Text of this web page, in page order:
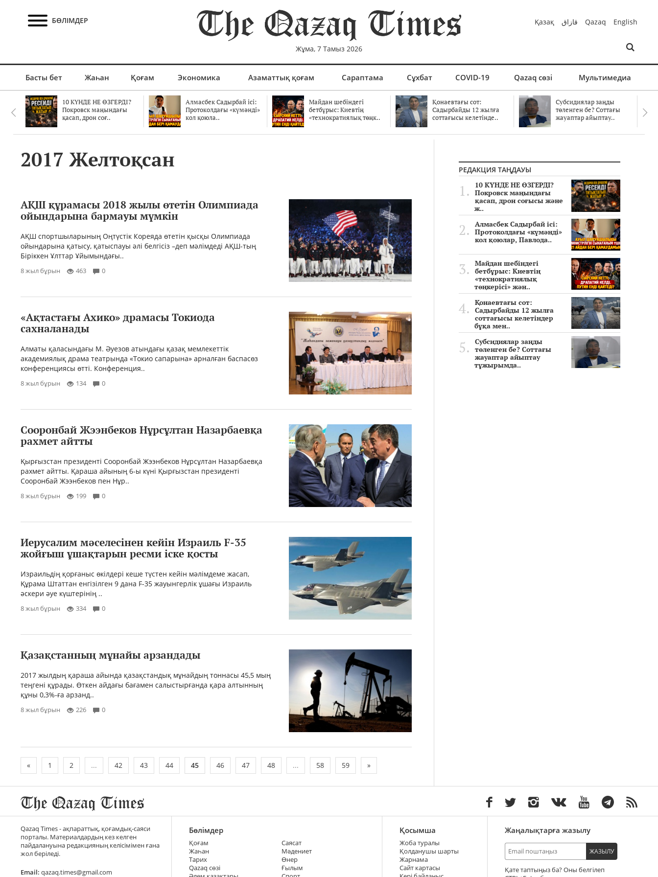
БӨЛІМДЕР
Жұма, 7 Тамыз 2026
Қазақ قازاق Qazaq English
Басты бет Жаһан Қоғам Экономика Азаматтық қоғам Сараптама Сұхбат COVID-19 Qazaq сөзі Мультимедиа
10 КҮНДЕ НЕ ӨЗГЕРДІ?
Покровск маңындағы
қасап, дрон соғ..
Алмасбек Садырбай ісі:
Протоколдағы «күмәнді»
кол қоюла..
Майдан шебіндегі
бетбұрыс: Киевтің
«технократиялық төңк..
Қонаевтағы сот:
Садырбайды 12 жылға
соттағысы келетінде..
Субсидиялар заңды
төленген бе? Соттағы
жауаптар айыптау..
2017 Желтоқсан
АҚШ құрамасы 2018 жылы өтетін Олимпиада
ойындарына бармауы мүмкін
АҚШ спортшыларының Оңтүстік Кореяда өтетін қысқы Олимпиада
ойындарына қатысу, қатыспауы әлі белгісіз –деп мәлімдеді АҚШ-тың
Біріккен Ұлттар Ұйымындағы..
8 жыл бұрын 463 0
«Ақтастағы Ахико» драмасы Токиода
сахналанады
Алматы қаласындағы М. Әуезов атындағы қазақ мемлекеттік
академиялық драма театрында «Токио сапарына» арналған баспасөз
конференциясы өтті. Конференция..
8 жыл бұрын 134 0
Сооронбай Жээнбеков Нұрсұлтан Назарбаевқа
рахмет айтты
Қырғызстан президенті Сооронбай Жээнбеков Нұрсұлтан Назарбаевқа
рахмет айтты. Қараша айының 6-ы күні Қырғызстан президенті
Сооронбай Жээнбеков пен Нұр..
8 жыл бұрын 199 0
Иерусалим мәселесінен кейін Израиль F-35
жойғыш ұшақтарын ресми іске қосты
Израильдің қорғаныс өкілдері кеше түстен кейін мәлімдеме жасап,
Құрама Штаттан енгізілген 9 дана F-35 жауынгерлік ұшағы Израиль
әскери әуе күштерінің ..
8 жыл бұрын 334 0
Қазақстанның мұнайы арзандады
2017 жылдың қараша айында қазақстандық мұнайдың тоннасы 45,5 мың
теңгені құрады. Өткен айдағы бағамен салыстырғанда қара алтынның
құны 0,3%-ға арзанд..
8 жыл бұрын 226 0
« 1 2 ... 42 43 44 45 46 47 48 ... 58 59 »
РЕДАКЦИЯ ТАҢДАУЫ
10 КҮНДЕ НЕ ӨЗГЕРДІ?
Покровск маңындағы
қасап, дрон соғысы және
ж..
Алмасбек Садырбай ісі:
Протоколдағы «күмәнді»
кол қоюлар, Павлода..
Майдан шебіндегі
бетбұрыс: Киевтің
«технократиялық
төңкерісі» жән..
Қонаевтағы сот:
Садырбайды 12 жылға
соттағысы келетіндер
бұқа мен..
Субсидиялар заңды
төленген бе? Соттағы
жауаптар айыптау
тұжырымда..
Qazaq Times - ақпараттық, қоғамдық-саяси
порталы. Материалдардың кез келген
пайдалануына редакцияның келісімімен ғана
жол беріледі.
Email: qazaq.times@gmail.com
Бөлімдер
Қоғам
Жаһан
Тарих
Qazaq сөзі
Саясат
Мәдениет
Өнер
Ғылым
Қосымша
Жоба туралы
Қолданушы шарты
Жарнама
Сайт картасы
Жаңалықтарға жазылу
ЖАЗЫЛУ
Қате таптыңыз ба? Оны белгілеп